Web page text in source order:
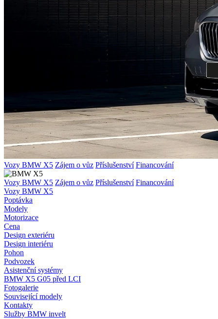
Vozy BMW X5 Zájem o vůz Příslušenství Financování
Vozy BMW X5 Zájem o vůz Příslušenství Financování
Vozy BMW X5
Poptávka
Modely
Motorizace
Cena
Design exteriéru
Design interiéru
Pohon
Podvozek
Asistenční systémy
BMW X5 G05 před LCI
Fotogalerie
Související modely
Kontakty
Služby BMW invelt